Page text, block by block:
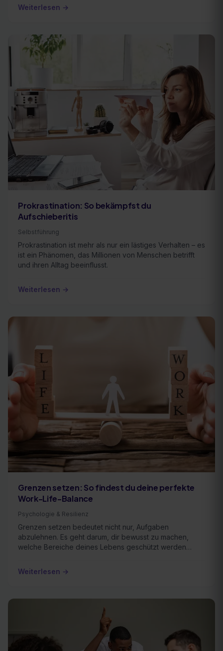
Weiterlesen →
Prokrastination: So bekämpfst du
Aufschieberitis
Selbstführung
Prokrastination ist mehr als nur ein lästiges Verhalten – es
ist ein Phänomen, das Millionen von Menschen betrifft
und ihren Alltag beeinflusst.
Weiterlesen →
Grenzen setzen: So findest du deine perfekte
Work-Life-Balance
Psychologie & Resilienz
Grenzen setzen bedeutet nicht nur, Aufgaben
abzulehnen. Es geht darum, dir bewusst zu machen,
welche Bereiche deines Lebens geschützt werden
Weiterlesen →